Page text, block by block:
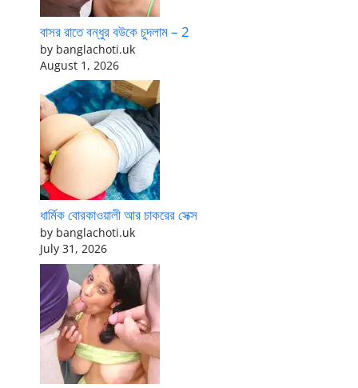
বাসর রাতে বন্ধুর বউকে চুদলাম – 2
by banglachoti.uk
August 1, 2026
ধার্মিক বোরকাওয়ালী আর চাকরের সেক্স
by banglachoti.uk
July 31, 2026